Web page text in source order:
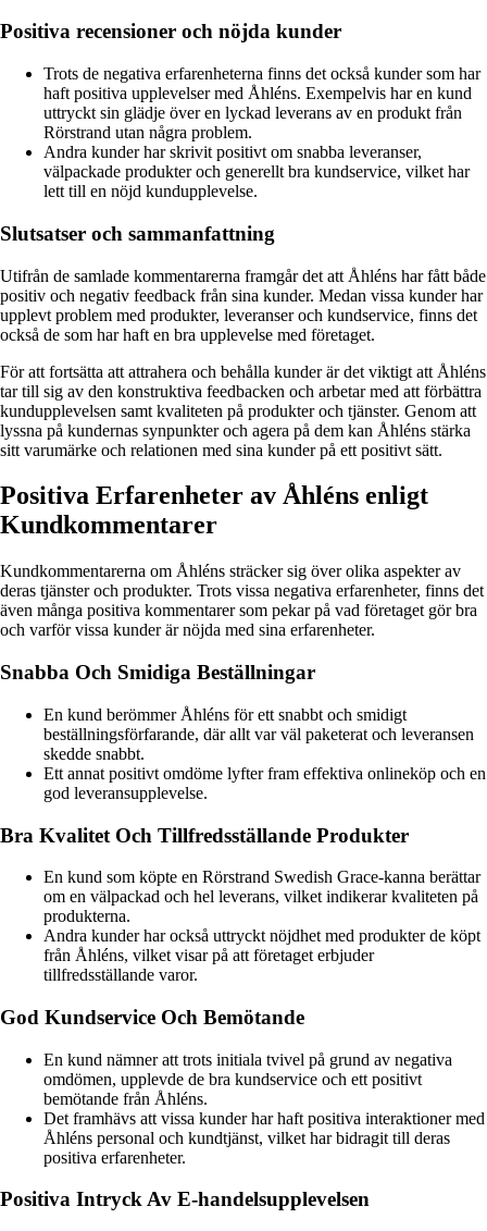
Positiva recensioner och nöjda kunder
Trots de negativa erfarenheterna finns det också kunder som har
haft positiva upplevelser med Åhléns. Exempelvis har en kund
uttryckt sin glädje över en lyckad leverans av en produkt från
Rörstrand utan några problem.
Andra kunder har skrivit positivt om snabba leveranser,
välpackade produkter och generellt bra kundservice, vilket har
lett till en nöjd kundupplevelse.
Slutsatser och sammanfattning
Utifrån de samlade kommentarerna framgår det att Åhléns har fått både
positiv och negativ feedback från sina kunder. Medan vissa kunder har
upplevt problem med produkter, leveranser och kundservice, finns det
också de som har haft en bra upplevelse med företaget.
För att fortsätta att attrahera och behålla kunder är det viktigt att Åhléns
tar till sig av den konstruktiva feedbacken och arbetar med att förbättra
kundupplevelsen samt kvaliteten på produkter och tjänster. Genom att
lyssna på kundernas synpunkter och agera på dem kan Åhléns stärka
sitt varumärke och relationen med sina kunder på ett positivt sätt.
Positiva Erfarenheter av Åhléns enligt
Kundkommentarer
Kundkommentarerna om Åhléns sträcker sig över olika aspekter av
deras tjänster och produkter. Trots vissa negativa erfarenheter, finns det
även många positiva kommentarer som pekar på vad företaget gör bra
och varför vissa kunder är nöjda med sina erfarenheter.
Snabba Och Smidiga Beställningar
En kund berömmer Åhléns för ett snabbt och smidigt
beställningsförfarande, där allt var väl paketerat och leveransen
skedde snabbt.
Ett annat positivt omdöme lyfter fram effektiva onlineköp och en
god leveransupplevelse.
Bra Kvalitet Och Tillfredsställande Produkter
En kund som köpte en Rörstrand Swedish Grace-kanna berättar
om en välpackad och hel leverans, vilket indikerar kvaliteten på
produkterna.
Andra kunder har också uttryckt nöjdhet med produkter de köpt
från Åhléns, vilket visar på att företaget erbjuder
tillfredsställande varor.
God Kundservice Och Bemötande
En kund nämner att trots initiala tvivel på grund av negativa
omdömen, upplevde de bra kundservice och ett positivt
bemötande från Åhléns.
Det framhävs att vissa kunder har haft positiva interaktioner med
Åhléns personal och kundtjänst, vilket har bidragit till deras
positiva erfarenheter.
Positiva Intryck Av E-handelsupplevelsen